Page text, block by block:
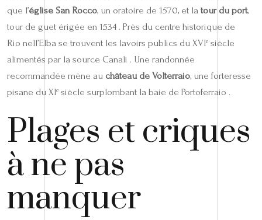
que l’église San Rocco, un oratoire de 1570, et la tour du port,
tour de guet érigée en 1534 . Près du centre historique de
Rio nell’Elba se trouvent les lavoirs publics du XVIᵉ siècle
alimentés par la source Canali . Une randonnée
recommandée mène au château de Volterraio, une forteresse
pisane du XIᵉ siècle surplombant la baie de Portoferraio .
Plages et criques
à ne pas
manquer